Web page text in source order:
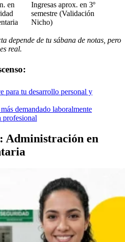
en
Ingresas aprox. en 3º
semestre (Validación
Nicho)
depende de tu sábana de notas, pero
real.
para tu desarrollo personal y
demandado laboralmente
profesional
Administración en